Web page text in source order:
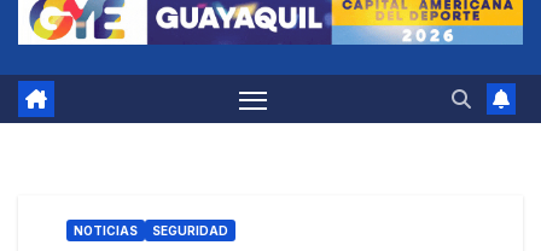
NOTICIAS SEGURIDAD